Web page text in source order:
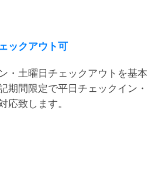
ックアウト可
・土曜日チェックアウトを基本
期間限定で平日チェックイン・
応致します。